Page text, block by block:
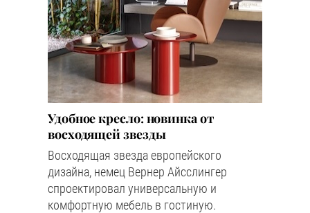
Удобное кресло: новинка от
восходящей звезды
Восходящая звезда европейского
дизайна, немец Вернер Айсслингер
спроектировал универсальную и
комфортную мебель в гостиную.